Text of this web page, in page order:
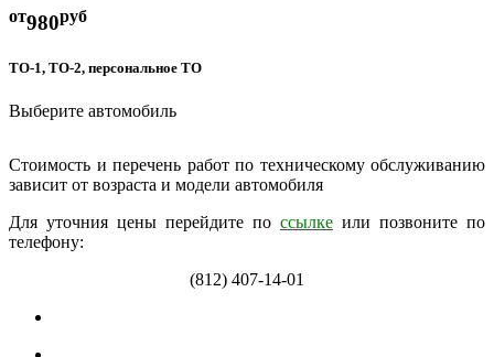
от980руб
ТО-1, ТО-2, персональное ТО
Выберите автомобиль
Стоимость и перечень работ по техническому обслуживанию
зависит от возраста и модели автомобиля
Для уточния цены перейдите по ссылке или позвоните по
телефону:
(812) 407-14-01